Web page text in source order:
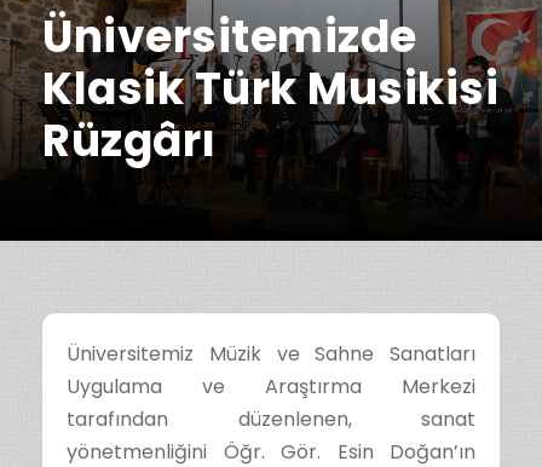
Üniversitemizde
Klasik Türk Musikisi
Rüzgârı
Üniversitemiz Müzik ve Sahne Sanatları
Uygulama ve Araştırma Merkezi
tarafından düzenlenen, sanat
yönetmenliğini Öğr. Gör. Esin Doğan’ın